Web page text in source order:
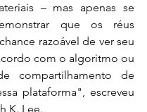
– mas apenas se
que os réus
razoável de ver seu
com o algoritmo ou
compartilhamento de
plataforma", escreveu
K. Lee.